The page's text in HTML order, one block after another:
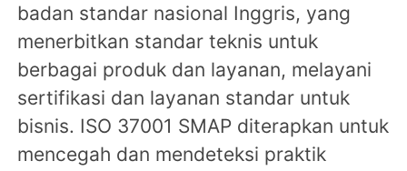
badan standar nasional Inggris, yang
menerbitkan standar teknis untuk
berbagai produk dan layanan, melayani
sertifikasi dan layanan standar untuk
bisnis. ISO 37001 SMAP diterapkan untuk
mencegah dan mendeteksi praktik